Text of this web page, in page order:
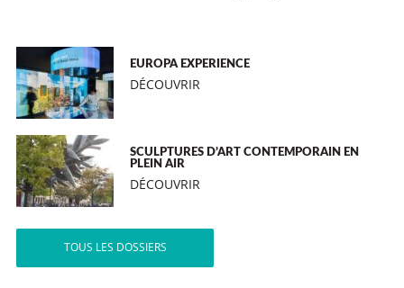
EUROPA EXPERIENCE
DÉCOUVRIR
SCULPTURES D’ART CONTEMPORAIN EN
PLEIN AIR
DÉCOUVRIR
TOUS LES DOSSIERS